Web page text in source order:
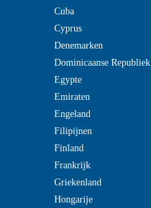
Cuba
Cyprus
Denemarken
Dominicaanse Republiek
Egypte
Emiraten
Engeland
Filipijnen
Finland
Frankrijk
Griekenland
Hongarije